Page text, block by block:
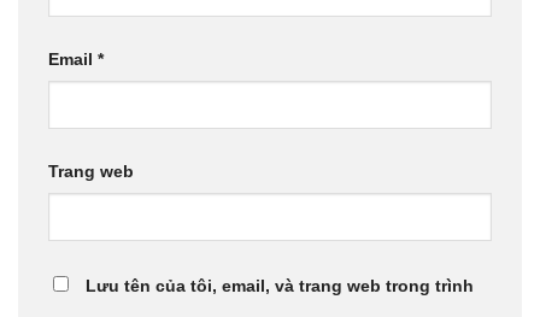
Email *
Trang web
Lưu tên của tôi, email, và trang web trong trình